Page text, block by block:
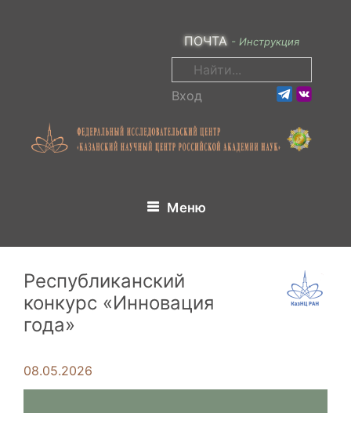
ПОЧТА - Инструкция
Поиск:
Вход
Меню
Республиканский
конкурс «Инновация
года»
08.05.2026